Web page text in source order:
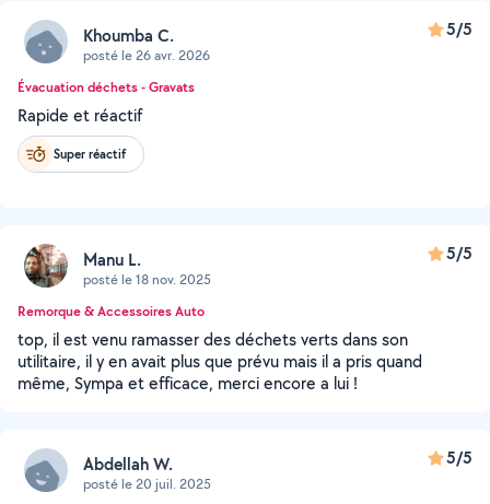
Khoumba C.
posté le 26 avr. 2026
5/5
Évacuation déchets - Gravats
Rapide et réactif
Super réactif
Manu L.
posté le 18 nov. 2025
5/5
Remorque & Accessoires Auto
top, il est venu ramasser des déchets verts dans son
utilitaire, il y en avait plus que prévu mais il a pris quand
même, Sympa et efficace, merci encore a lui !
Abdellah W.
posté le 20 juil. 2025
5/5